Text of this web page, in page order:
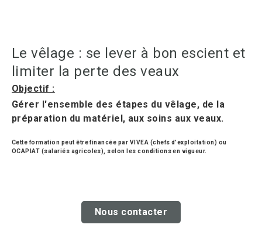
Le vêlage : se lever à bon escient et
limiter la perte des veaux
Objectif :
Gérer l'ensemble des étapes du vêlage, de la
préparation du matériel, aux soins aux veaux.
Cette formation peut être financée par VIVEA (chefs d’exploitation) ou
OCAPIAT (salariés agricoles), selon les conditions en vigueur.
Nous contacter